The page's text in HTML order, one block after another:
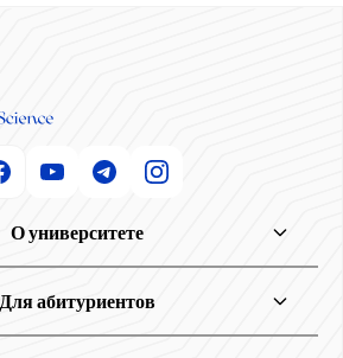
О университете
Для абитуриентов